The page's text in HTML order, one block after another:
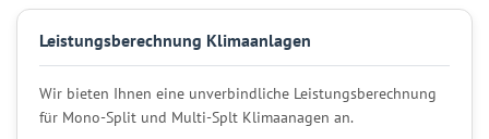
Leistungsberechnung Klimaanlagen
Wir bieten Ihnen eine unverbindliche Leistungsberechnung
für Mono-Split und Multi-Splt Klimaanagen an.